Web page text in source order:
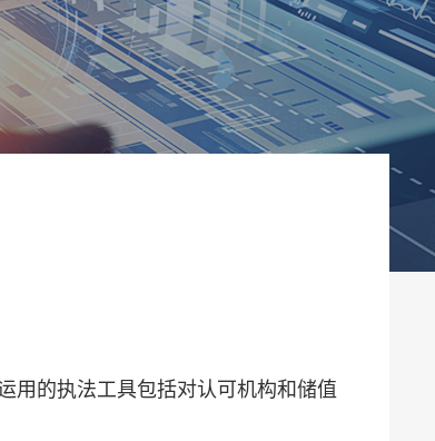
用的执法工具包括对认可机构和储值